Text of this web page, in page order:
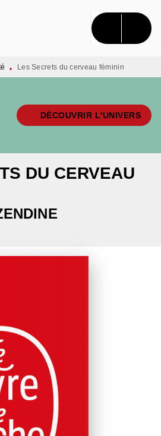
CONTENU
• Les Secrets du cerveau féminin
DÉCOUVRIR L'UNIVERS
DU CERVEAU